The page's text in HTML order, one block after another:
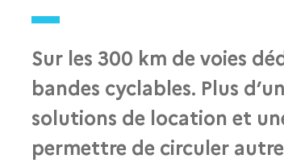
Sur les 300 km de voies
bandes cyclables. Plus
solutions de location et
permettre de circuler